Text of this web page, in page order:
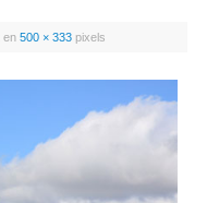
en 500 × 333pixels